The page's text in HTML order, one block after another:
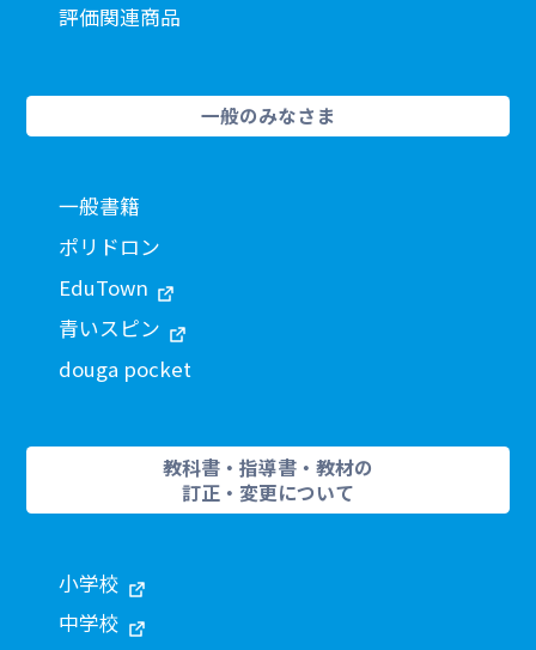
評価関連商品
一般のみなさま
一般書籍
ポリドロン
EduTown
青いスピン
douga pocket
教科書・指導書・教材の
訂正・変更について
小学校
中学校